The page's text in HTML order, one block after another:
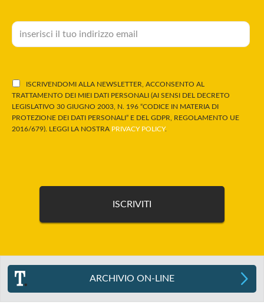
ISCRIVENDOMI ALLA NEWSLETTER, ACCONSENTO AL
TRATTAMENTO DEI MIEI DATI PERSONALI (AI SENSI DEL DECRETO
LEGISLATIVO 30 GIUGNO 2003, N. 196 “CODICE IN MATERIA DI
PROTEZIONE DEI DATI PERSONALI” E DEL GDPR, REGOLAMENTO UE
2016/679). LEGGI LA NOSTRA PRIVACY POLICY.
ARCHIVIO ON-LINE